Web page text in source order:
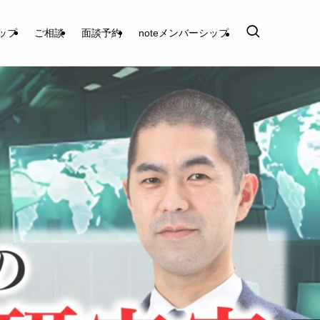
プ ご相談 面談予約 noteメンバーシップ